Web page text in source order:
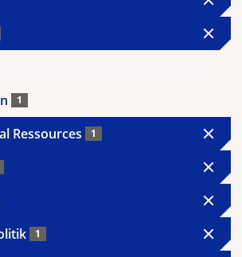
1
Ressources 1
1